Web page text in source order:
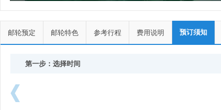
邮轮预定 邮轮特色 参考行程 费用说明 预订须知
第一步：选择时间